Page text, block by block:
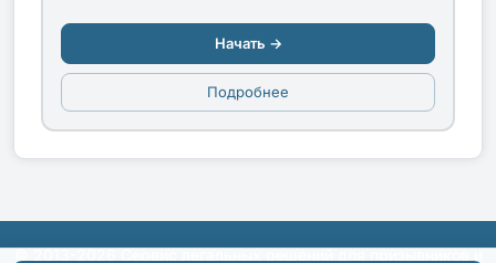
Начать →
Подробнее
© 2013-2026 Сервис легальных решений для призывников и